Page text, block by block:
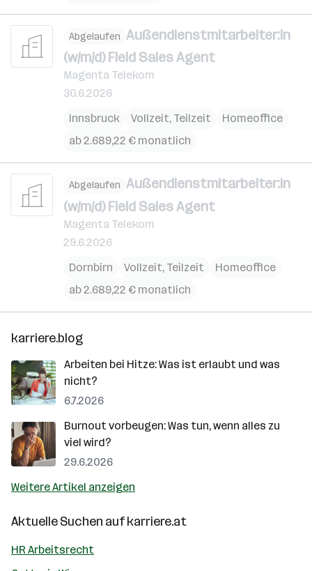
Abgelaufen Außendienstmitarbeiter:in
(w/m/d) Field Sales Agent
Magenta Telekom
30.6.2026
Innsbruck
Vollzeit, Teilzeit
Homeoffice
ab 2.689,22 € monatlich
Abgelaufen Außendienstmitarbeiter:in
(w/m/d) Field Sales Agent
Magenta Telekom
29.6.2026
Dornbirn
Vollzeit, Teilzeit
Homeoffice
ab 2.689,22 € monatlich
karriere.blog
Arbeiten bei Hitze: Was ist erlaubt und was
nicht?
6.7.2026
Burnout vorbeugen: Was tun, wenn alles zu
viel wird?
29.6.2026
Weitere Artikel anzeigen
Aktuelle Suchen aufkarriere.at
HR Arbeitsrecht